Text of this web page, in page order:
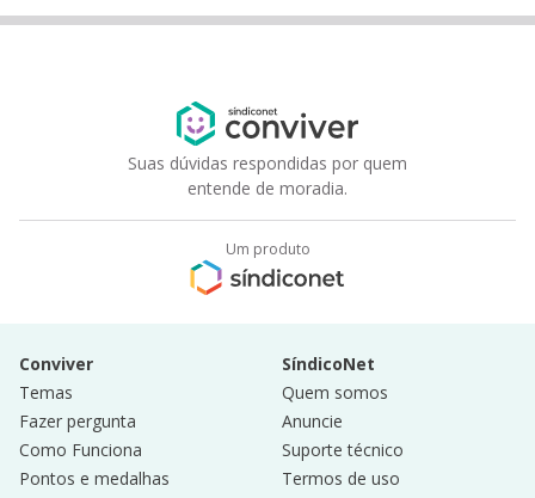
Suas dúvidas respondidas por quem
entende de moradia.
Um produto
Conviver
Temas
Fazer pergunta
Como Funciona
Pontos e medalhas
SíndicoNet
Quem somos
Anuncie
Suporte técnico
Termos de uso